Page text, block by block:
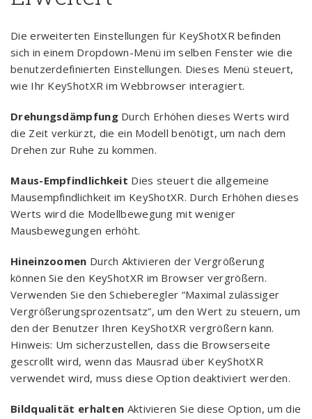
Die erweiterten Einstellungen für KeyShotXR befinden
sich in einem Dropdown-Menü im selben Fenster wie die
benutzerdefinierten Einstellungen. Dieses Menü steuert,
wie Ihr KeyShotXR im Webbrowser interagiert.
DrehungsdämpfungDurch Erhöhen dieses Werts wird
die Zeit verkürzt, die ein Modell benötigt, um nach dem
Drehen zur Ruhe zu kommen.
Maus-Empfindlichkeit Dies steuert die allgemeine
Mausempfindlichkeit im KeyShotXR. Durch Erhöhen dieses
Werts wird die Modellbewegung mit weniger
Mausbewegungen erhöht.
Hineinzoomen Durch Aktivieren der Vergrößerung
können Sie den KeyShotXR im Browser vergrößern.
Verwenden Sie den Schieberegler “Maximal zulässiger
Vergrößerungsprozentsatz”, um den Wert zu steuern, um
den der Benutzer Ihren KeyShotXR vergrößern kann.
Hinweis: Um sicherzustellen, dass die Browserseite
gescrollt wird, wenn das Mausrad über KeyShotXR
verwendet wird, muss diese Option deaktiviert werden.
Bildqualität erhalten Aktivieren Sie diese Option, um die